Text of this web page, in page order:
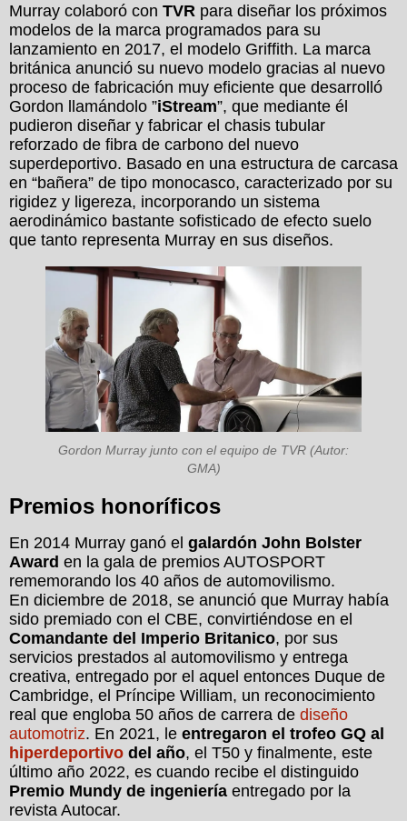
Murray colaboró con TVR para diseñar los próximos
modelos de la marca programados para su
lanzamiento en 2017, el modelo Griffith. La marca
británica anunció su nuevo modelo gracias al nuevo
proceso de fabricación muy eficiente que desarrolló
Gordon llamándolo ”iStream”, que mediante él
pudieron diseñar y fabricar el chasis tubular
reforzado de fibra de carbono del nuevo
superdeportivo. Basado en una estructura de carcasa
en “bañera” de tipo monocasco, caracterizado por su
rigidez y ligereza, incorporando un sistema
aerodinámico bastante sofisticado de efecto suelo
que tanto representa Murray en sus diseños.
Gordon Murray junto con el equipo de TVR (Autor:
GMA)
Premios honoríficos
En 2014 Murray ganó el galardón John Bolster
Award en la gala de premios AUTOSPORT
rememorando los 40 años de automovilismo.
En diciembre de 2018, se anunció que Murray había
sido premiado con el CBE, convirtiéndose en el
Comandante del Imperio Britanico, por sus
servicios prestados al automovilismo y entrega
creativa, entregado por el aquel entonces Duque de
Cambridge, el Príncipe William, un reconocimiento
real que engloba 50 años de carrera de diseño
automotriz. En 2021, le entregaron el trofeo GQ al
hiperdeportivo del año, el T50 y finalmente, este
último año 2022, es cuando recibe el distinguido
Premio Mundy de ingeniería entregado por la
revista Autocar.